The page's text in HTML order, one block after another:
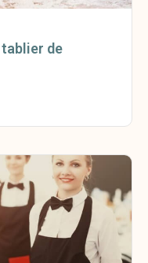
de